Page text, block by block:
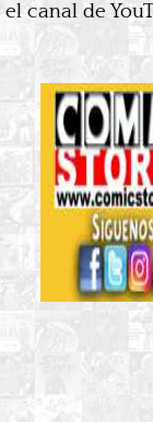
canal de